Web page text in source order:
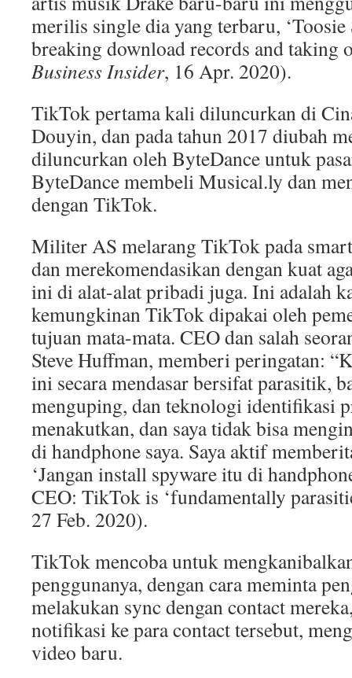
merilis single dia yang terbaru,
breaking download records and taking
Business Insider, 16 Apr. 2020).
TikTok pertama kali diluncurkan di
Douyin, dan pada tahun 2017 diubah
diluncurkan oleh ByteDance untuk
ByteDance membeli Musical.ly dan
dengan TikTok.
Militer AS melarang TikTok pada
dan merekomendasikan dengan kuat
ini di alat-alat pribadi juga. Ini adalah
kemungkinan TikTok dipakai oleh
tujuan mata-mata. CEO dan salah
Steve Huffman, memberi peringatan:
ini secara mendasar bersifat parasitik,
menguping, dan teknologi identifikasi
menakutkan, dan saya tidak bisa
di handphone saya. Saya aktif
‘Jangan install spyware itu di
CEO: TikTok is ‘fundamentally
27 Feb. 2020).
TikTok mencoba untuk
penggunanya, dengan cara meminta
melakukan sync dengan contact
notifikasi ke para contact tersebut,
video baru.